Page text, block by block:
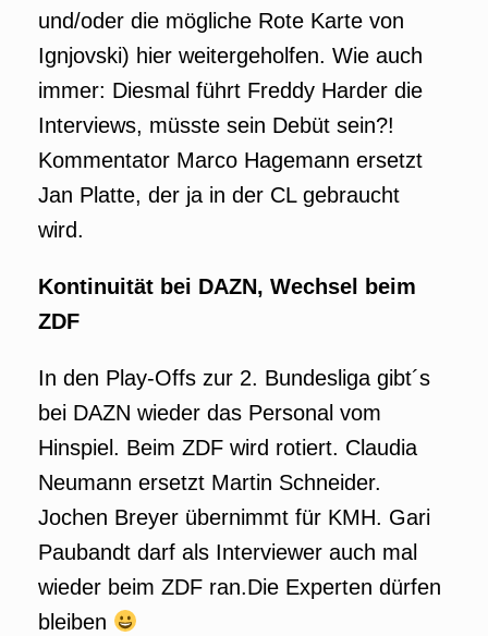
und/oder die mögliche Rote Karte von
Ignjovski) hier weitergeholfen. Wie auch
immer: Diesmal führt Freddy Harder die
Interviews, müsste sein Debüt sein?!
Kommentator Marco Hagemann ersetzt
Jan Platte, der ja in der CL gebraucht
wird.
Kontinuität bei DAZN, Wechsel beim
ZDF
In den Play-Offs zur 2. Bundesliga gibt´s
bei DAZN wieder das Personal vom
Hinspiel. Beim ZDF wird rotiert. Claudia
Neumann ersetzt Martin Schneider.
Jochen Breyer übernimmt für KMH. Gari
Paubandt darf als Interviewer auch mal
wieder beim ZDF ran.Die Experten dürfen
bleiben